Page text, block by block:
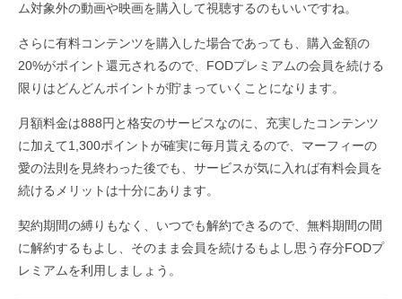
ム対象外の動画や映画を購入して視聴するのもいいですね。
さらに有料コンテンツを購入した場合であっても、購入金額の
20%がポイント還元されるので、FODプレミアムの会員を続ける
限りはどんどんポイントが貯まっていくことになります。
月額料金は888円と格安のサービスなのに、充実したコンテンツ
に加えて1,300ポイントが確実に毎月貰えるので、マーフィーの
愛の法則を見終わった後でも、サービスが気に入れば有料会員を
続けるメリットは十分にあります。
契約期間の縛りもなく、いつでも解約できるので、無料期間の間
に解約するもよし、そのまま会員を続けるもよし思う存分FODプ
レミアムを利用しましょう。